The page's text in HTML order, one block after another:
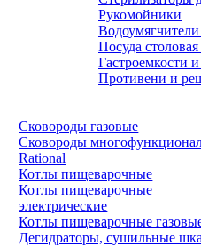
Рукомойники
Посуда
Гастроемкости
Противени и
Сковороды газовые
Сковороды
Rational
Котлы пищеварочные
Котлы пищеварочные
электрические
Котлы пищеварочные
Дегидраторы, сушильные